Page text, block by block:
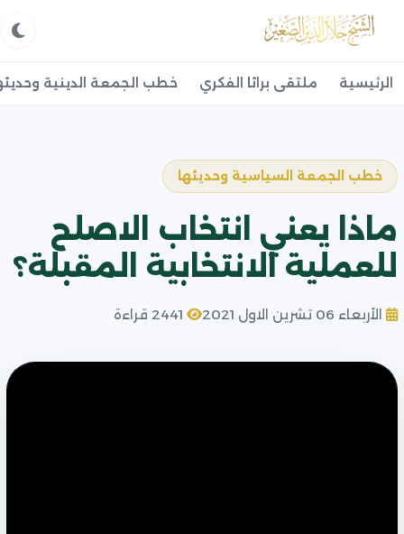
الرئيسية ملتقى براثا الفكري خطب الجمعة الدينية
خطب الجمعة السياسية وحديثها
ماذا يعني انتخاب الاصلح
للعملية الانتخابية المقبلة؟
الأربعاء 06 تشرين الاول 2021